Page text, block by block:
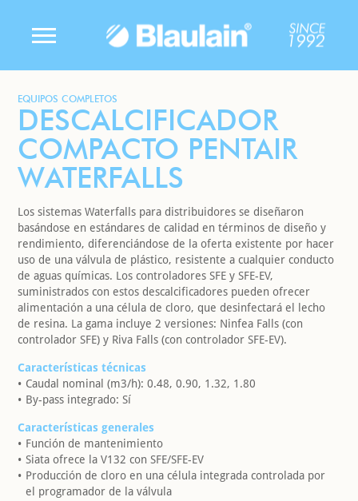
EQUIPOS COMPLETOS
DESCALCIFICADOR
COMPACTO PENTAIR
WATERFALLS
Los sistemas Waterfalls para distribuidores se diseñaron
basándose en estándares de calidad en términos de diseño y
rendimiento, diferenciándose de la oferta existente por hacer
uso de una válvula de plástico, resistente a cualquier conducto
de aguas químicas. Los controladores SFE y SFE-EV,
suministrados con estos descalcificadores pueden ofrecer
alimentación a una célula de cloro, que desinfectará el lecho
de resina. La gama incluye 2 versiones: Ninfea Falls (con
controlador SFE) y Riva Falls (con controlador SFE-EV).
Características técnicas
Caudal nominal (m3/h): 0.48, 0.90, 1.32, 1.80
By-pass integrado: Sí
Características generales
Función de mantenimiento
Siata ofrece la V132 con SFE/SFE-EV
Producción de cloro en una célula integrada controlada por
el programador de la válvula